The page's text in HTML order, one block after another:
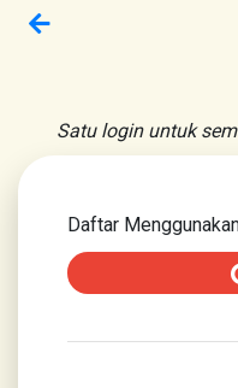
Satu login untuk
Daftar